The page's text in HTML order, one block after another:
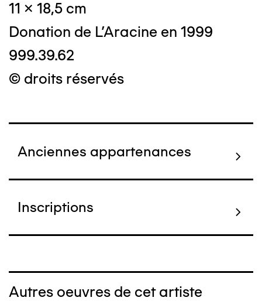
11 x 18,5 cm
Donation de L'Aracine en 1999
999.39.62
© droits réservés
Anciennes appartenances
Inscriptions
Autres oeuvres de cet artiste